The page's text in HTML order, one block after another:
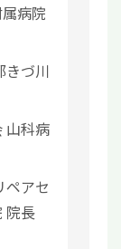
病院
きづ川
山科病
ペアセ
院長